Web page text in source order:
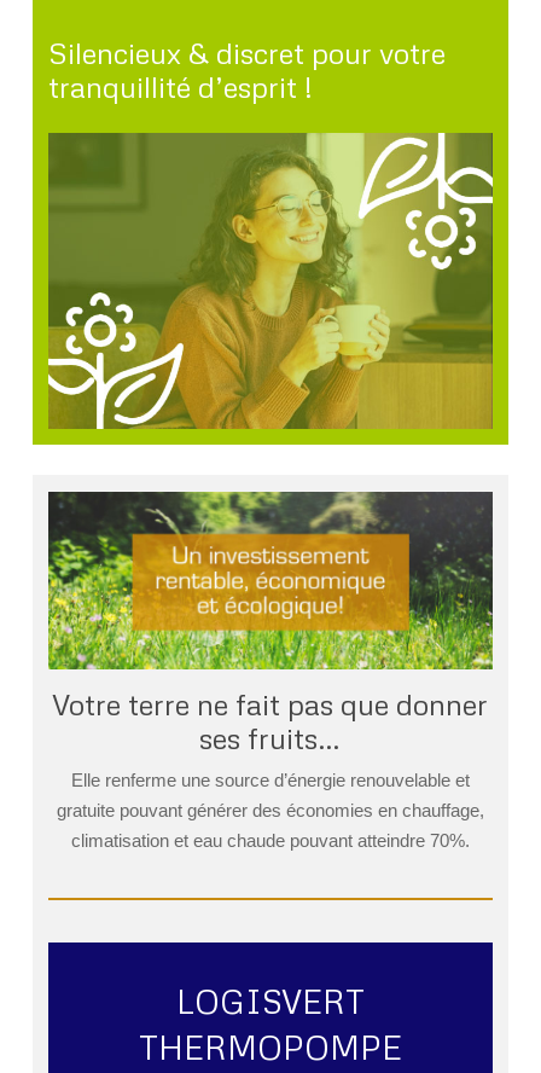
Silencieux & discret pour votre
tranquillité d’esprit !
Votre terre ne fait pas que donner
ses fruits…
Elle renferme une source d’énergie renouvelable et
gratuite pouvant générer des économies en chauffage,
climatisation et eau chaude pouvant atteindre 70%.
LOGISVERT
THERMOPOMPE